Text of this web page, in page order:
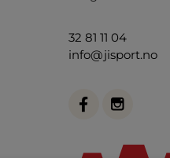
32 81 11 04
info@jisport.no